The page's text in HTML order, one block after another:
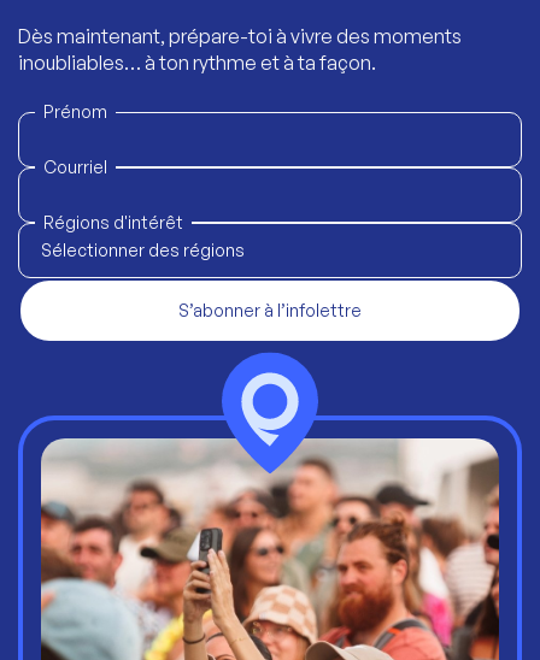
Dès maintenant, prépare-toi à vivre des moments
inoubliables… à ton rythme et à ta façon.
Prénom
Courriel
Régions d'intérêt
Sélectionner des régions
S’abonner à l’infolettre